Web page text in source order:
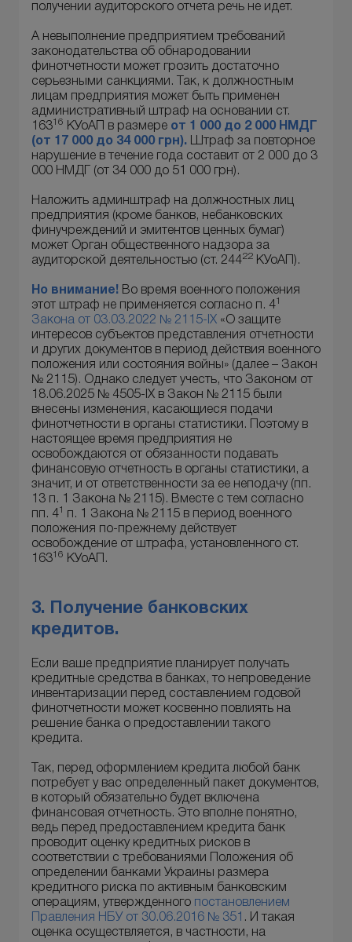
получении аудиторского отчета речь не идет.
А невыполнение предприятием требований
законодательства об обнародовании
финотчетности может грозить достаточно
серьезными санкциями. Так, к должностным
лицам предприятия может быть применен
административный штраф на основании ст.
16316 КУоАП в размере от 1 000 до 2 000 НМДГ
(от 17 000 до 34 000 грн). Штраф за повторное
нарушение в течение года составит от 2 000 до 3
000 НМДГ (от 34 000 до 51 000 грн).
Наложить админштраф на должностных лиц
предприятия (кроме банков, небанковских
финучреждений и эмитентов ценных бумаг)
может Орган общественного надзора за
аудиторской деятельностью (ст. 24422 КУоАП).
Но внимание! Во время военного положения
этот штраф не применяется согласно п. 41
Закона от 03.03.2022 № 2115-IX «О защите
интересов субъектов представления отчетности
и других документов в период действия военного
положения или состояния войны» (далее – Закон
№ 2115). Однако следует учесть, что Законом от
18.06.2025 № 4505-IX в Закон № 2115 были
внесены изменения, касающиеся подачи
финотчетности в органы статистики. Поэтому в
настоящее время предприятия не
освобождаются от обязанности подавать
финансовую отчетность в органы статистики, а
значит, и от ответственности за ее неподачу (пп.
13 п. 1 Закона № 2115). Вместе с тем согласно
пп. 41
п. 1 Закона № 2115 в период военного
положения по-прежнему действует
освобождение от штрафа, установленного ст.
16316 КУоАП.
3. Получение банковских
кредитов.
Если ваше предприятие планирует получать
кредитные средства в банках, то непроведение
инвентаризации перед составлением годовой
финотчетности может косвенно повлиять на
решение банка о предоставлении такого
кредита.
Так, перед оформлением кредита любой банк
потребует у вас определенный пакет документов,
в который обязательно будет включена
финансовая отчетность. Это вполне понятно,
ведь перед предоставлением кредита банк
проводит оценку кредитных рисков в
соответствии с требованиями Положения об
определении банками Украины размера
кредитного риска по активным банковским
операциям, утвержденного постановлением
Правления НБУ от 30.06.2016 № 351
. И такая
оценка осуществляется, в частности, на